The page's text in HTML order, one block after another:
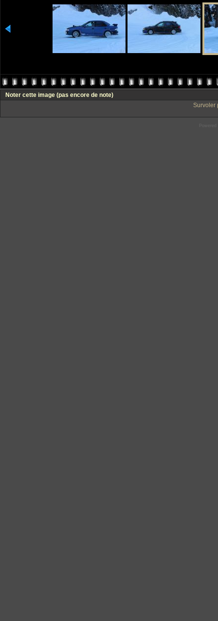
Noter cette image (pas encore de note)
Survoler